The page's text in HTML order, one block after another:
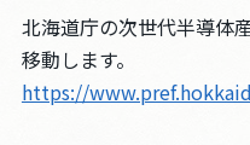
このサイトについて
個人情報保護方針
北海道庁の次世代半導体
移動します。
https://